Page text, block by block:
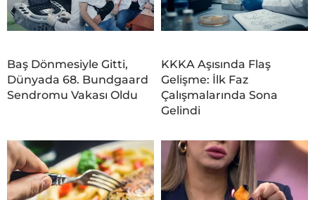
Baş Dönmesiyle Gitti,
Dünyada 68. Bundgaard
Sendromu Vakası Oldu
KKKA Aşısında Flaş
Gelişme: İlk Faz
Çalışmalarında Sona
Gelindi